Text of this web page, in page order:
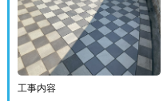
工事内容